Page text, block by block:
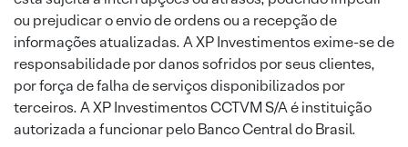
ou prejudicar o envio de ordens ou a recepção de
informações atualizadas. A XP Investimentos exime-se de
responsabilidade por danos sofridos por seus clientes,
por força de falha de serviços disponibilizados por
terceiros. A XP Investimentos CCTVM S/A é instituição
autorizada a funcionar pelo Banco Central do Brasil.